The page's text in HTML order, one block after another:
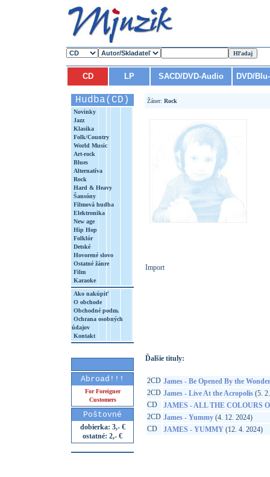
CD LP SACD/DVD-Audio DVD/
Hudba(CD)
Novinky
Jazz
Klasika
Folk/Country
World Music
Art-rock
Blues
Alternatíva
Rock
Hard & Heavy
Šansóny
Filmová hudba
Elektronika
New age
Hip Hop
Folklór
Detské
Hovorené slovo
Ostatné žánre
Film
Karaoke
Ako nakúpiť
O obchode
Obchodné podm.
Ochrana osobných
údajov
Kontakt
Abroad!!!
For Foreigner
Customers
Poštovné
dobierka: 3,- €
ostatné: 2,- €
Žáner: Rock
Import
Ďalšie tituly:
2CD James - Be Opened By the
2CD James - Live At the Acropolis (5.
CD
JAMES - ALL THE COLOURS
2CD James - Yummy (4. 12. 2024)
CD
JAMES - YUMMY (12. 4. 2024)